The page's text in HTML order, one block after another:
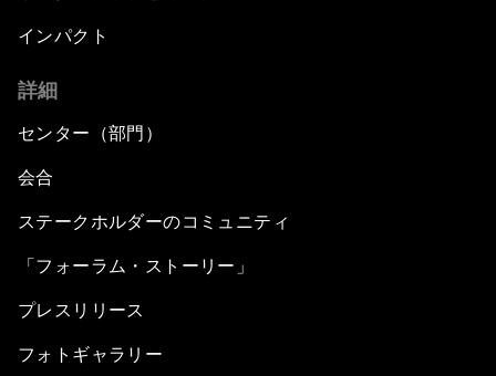
インパクト
詳細
センター（部門）
会合
ステークホルダーのコミュニティ
「フォーラム・ストーリー」
プレスリリース
フォトギャラリー